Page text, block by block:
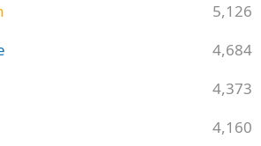
5,126
4,684
4,373
4,160